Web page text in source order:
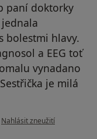
paní doktorky
bolestmi hlavy.
a EEG toť
vynadano
je milá
podle názoru uživatele T.S.
Nahlásit zneužití